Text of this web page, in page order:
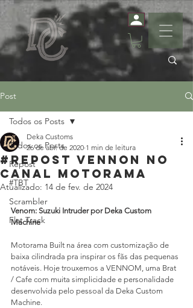
Post
Todos os Posts
Repost
#TBT
Scrambler
Flat Track
Todos os Posts
#repost Vennon no
Canal Motorama
Deka Customs
26 de abr. de 2020 1 min de leitura
Atualizado: 14 de fev. de 2024
Venom: Suzuki Intruder por Deka Custom
Machine
Motorama Built na área com customização de
baixa cilindrada pra inspirar os fãs das pequenas
notáveis. Hoje trouxemos a VENNOM, uma Brat
/ Cafe com muita simplicidade e personalidade
desenvolvida pelo pessoal da Deka Custom
Machine.